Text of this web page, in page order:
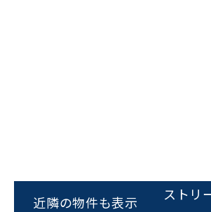
をお伝えいただくと
スムーズにご案内できま
近隣の物件も表示
ストリ